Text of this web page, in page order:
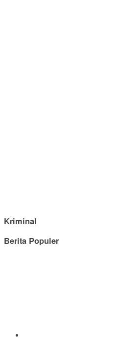
Kriminal
Berita Populer